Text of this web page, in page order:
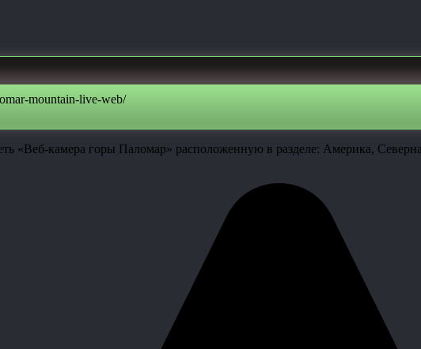
mountain-live-web/
«Веб-камера горы Паломар» расположенную в разделе: Америка,